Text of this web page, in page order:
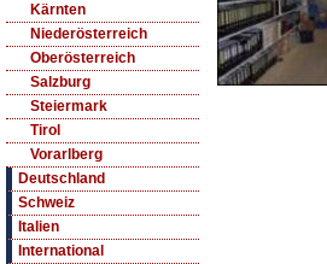
Kärnten
Niederösterreich
Oberösterreich
Salzburg
Steiermark
Tirol
Vorarlberg
Deutschland
Schweiz
Italien
International